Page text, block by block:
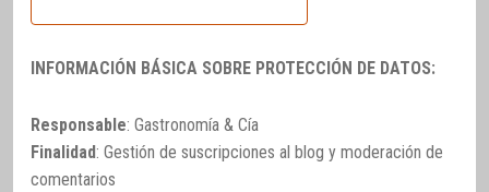
INFORMACIÓN BÁSICA SOBRE PROTECCIÓN DE DATOS:
Responsable: Gastronomía & Cía
Finalidad: Gestión de suscripciones al blog y moderación de
comentarios